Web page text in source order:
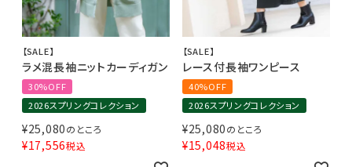
【SALE】
ラメ混長袖ニットカーディガン
30%OFF
2026スプリングコレクション
¥25,080のところ
¥17,556税込
【SALE】
レース付長袖ワンピース
40%OFF
2026スプリングコレクション
¥25,080のところ
¥15,048税込